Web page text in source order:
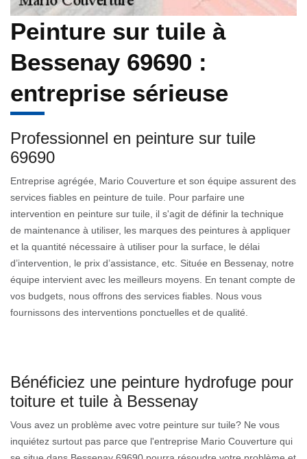
Peinture sur tuile à
Bessenay 69690 :
entreprise sérieuse
Professionnel en peinture sur tuile
69690
Entreprise agrégée, Mario Couverture et son équipe assurent des
services fiables en peinture de tuile. Pour parfaire une
intervention en peinture sur tuile, il s'agit de définir la technique
de maintenance à utiliser, les marques des peintures à appliquer
et la quantité nécessaire à utiliser pour la surface, le délai
d’intervention, le prix d’assistance, etc. Située en Bessenay, notre
équipe intervient avec les meilleurs moyens. En tenant compte de
vos budgets, nous offrons des services fiables. Nous vous
fournissons des interventions ponctuelles et de qualité.
Bénéficiez une peinture hydrofuge pour
toiture et tuile à Bessenay
Vous avez un problème avec votre peinture sur tuile? Ne vous
inquiétez surtout pas parce que l'entreprise Mario Couverture qui